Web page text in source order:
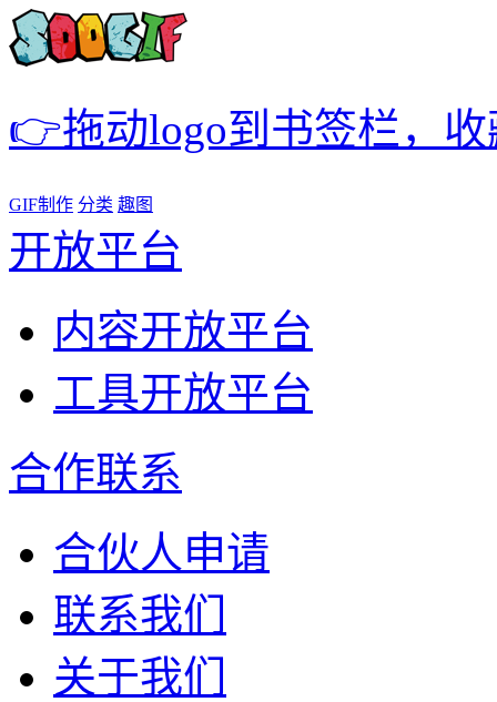
👉拖动logo到书签栏，
GIF制作 分类 趣图
开放平台
内容开放平台
工具开放平台
合作联系
合伙人申请
联系我们
关于我们